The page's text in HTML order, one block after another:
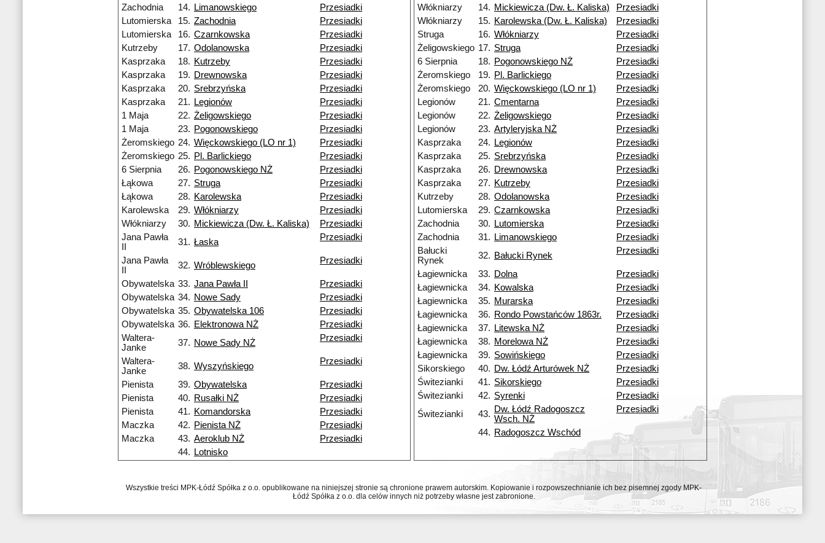
Zachodnia 14. Limanowskiego
Przesiadki
Lutomierska
15. Zachodnia
Przesiadki
Lutomierska
16. Czarnkowska
Przesiadki
Kutrzeby
17. Odolanowska
Przesiadki
Kasprzaka
18. Kutrzeby
Przesiadki
Kasprzaka
19. Drewnowska
Przesiadki
Kasprzaka
20. Srebrzyńska
Przesiadki
Kasprzaka
21. Legionów
Przesiadki
1 Maja
22. Żeligowskiego
Przesiadki
1 Maja
23. Pogonowskiego
Przesiadki
Żeromskiego 24. Więckowskiego (LO nr 1)
Przesiadki
Żeromskiego 25. Pl. Barlickiego
Przesiadki
6 Sierpnia
26. Pogonowskiego NŻ
Przesiadki
Łąkowa
27. Struga
Przesiadki
Łąkowa
28. Karolewska
Przesiadki
Karolewska
29. Włókniarzy
Przesiadki
Włókniarzy
30. Mickiewicza (Dw. Ł. Kaliska)
Przesiadki
Jana Pawła
31. Łaska Przesiadki
Jana Pawła
32. Wróblewskiego Przesiadki
Obywatelska 33. Jana Pawła II
Przesiadki
Obywatelska 34. Nowe Sady
Przesiadki
Obywatelska 35. Obywatelska 106
Przesiadki
Obywatelska 36. Elektronowa NŻ
Przesiadki
Waltera-
Janke
37. Nowe Sady NŻ Przesiadki
Waltera-
Janke
38. Wyszyńskiego Przesiadki
Pienista 39. Obywatelska
Przesiadki
Pienista
40. Rusałki NŻ
Przesiadki
Pienista
41. Komandorska
Przesiadki
Maczka
42. Pienista NŻ
Przesiadki
Maczka
43. Aeroklub NŻ
Przesiadki
44.
Lotnisko
Włókniarzy
14. Mickiewicza (Dw. Ł. Kaliska)
Przesiadki
Włókniarzy
15. Karolewska (Dw. Ł. Kaliska)
Przesiadki
Struga
16. Włókniarzy
Przesiadki
Żeligowskiego 17. Struga
Przesiadki
6 Sierpnia
18. Pogonowskiego NŻ
Przesiadki
Żeromskiego
19. Pl. Barlickiego
Przesiadki
Żeromskiego
20. Więckowskiego (LO nr 1)
Przesiadki
Legionów
21. Cmentarna
Przesiadki
Legionów
22. Żeligowskiego
Przesiadki
Legionów
23. Artyleryjska NŻ
Przesiadki
Kasprzaka
24. Legionów
Przesiadki
Kasprzaka
25. Srebrzyńska
Przesiadki
Kasprzaka
26. Drewnowska
Przesiadki
Kasprzaka
27. Kutrzeby
Przesiadki
Kutrzeby
28. Odolanowska
Przesiadki
Lutomierska
29. Czarnkowska
Przesiadki
Zachodnia
30. Lutomierska
Przesiadki
Zachodnia
31. Limanowskiego
Przesiadki
Bałucki
Rynek
32. Bałucki Rynek Przesiadki
Łagiewnicka 33. Dolna
Przesiadki
Łagiewnicka
34. Kowalska
Przesiadki
Łagiewnicka
35. Murarska
Przesiadki
Łagiewnicka
36. Rondo Powstańców 1863r.
Przesiadki
Łagiewnicka
37. Litewska NŻ
Przesiadki
Łagiewnicka
38. Morelowa NŻ
Przesiadki
Łagiewnicka
39. Sowińskiego
Przesiadki
Sikorskiego
40. Dw. Łódź Arturówek NŻ
Przesiadki
Świtezianki
41. Sikorskiego
Przesiadki
Świtezianki
42. Syrenki
Przesiadki
Świtezianki
43. Dw. Łódź Radogoszcz
Wsch. NŻ
Przesiadki
44. Radogoszcz Wschód
Wszystkie treści MPK-Łódź Spółka z o.o. opublikowane na niniejszej stronie są chronione prawem autorskim. Kopiowanie i rozpowszechnianie ich bez pisemnej zgody MPK-
Łódź Spółka z o.o. dla celów innych niż potrzeby własne jest zabronione.